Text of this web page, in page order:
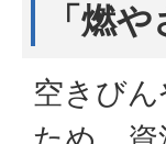
「燃
空きび